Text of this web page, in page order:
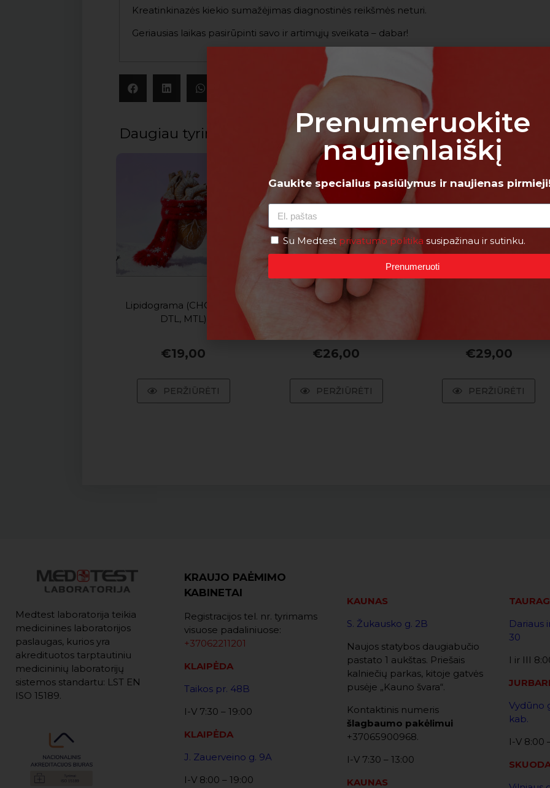
Kreatinkinazės kiekio sumažėjimas diagnostinės reikšmės neturi.
Geriausias laikas pasirūpinti savo ir artimųjų sveikata – dabar!
Daugiau tyrimų
Lipidograma (CHOL, TGL,
DTL, MTL)
€19,00
PERŽIŪRĖTI
Širdies nepakankamumo
€26,00
PERŽIŪRĖTI
€29,00
PERŽIŪRĖTI
Medtest laboratorija teikia
medicinines laboratorijos
paslaugas, kurios yra
akredituotos tarptautiniu
medicininių laboratorijų
sistemos standartu: LST EN
ISO 15189.
KRAUJO PAĖMIMO
KABINETAI
Registracijos tel. nr. tyrimams
visuose padaliniuose:
+37062211201
KLAIPĖDA
Taikos pr. 48B
I-V 7:30 – 19:00
KLAIPĖDA
J. Zauerveino g. 9A
I-V 8:00 – 19:00
KAUNAS
S. Žukausko g. 2B
Naujos statybos daugiabučio
pastato 1 aukštas. Priešais
kalniečių parkas, kitoje gatvės
pusėje „Kauno švara“.
Kontaktinis numeris
šlagbaumo pakėlimui
+37065900968.
I-V 7:30 – 13:00
KAUNAS
Dariaus
30
I ir III
Vydūno
kab.
I-V 8:00
Prenumeruokite
naujienlaiškį
Gaukite specialius pasiūlymus ir naujienas
Su Medtest privatumo politikasusipažinau ir sutinku.
Prenumeruoti